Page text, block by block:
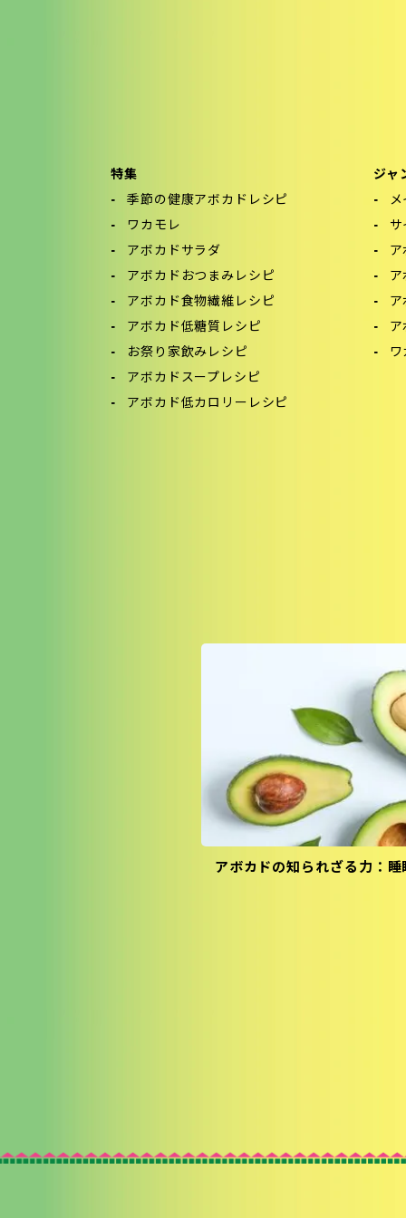
特集
季節の健康アボカドレシピ
ワカモレ
アボカドサラダ
アボカドおつまみレシピ
アボカド食物繊維レシピ
アボカド低糖質レシピ
お祭り家飲みレシピ
アボカドスープレシピ
アボカド低カロリーレシピ
ジャ
アボカドの知られざる力：